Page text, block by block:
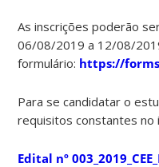
As inscrições poderão
06/08/2019 a 12/08/
formulário: https://
Para se candidatar o
requisitos constantes no
Edital nº